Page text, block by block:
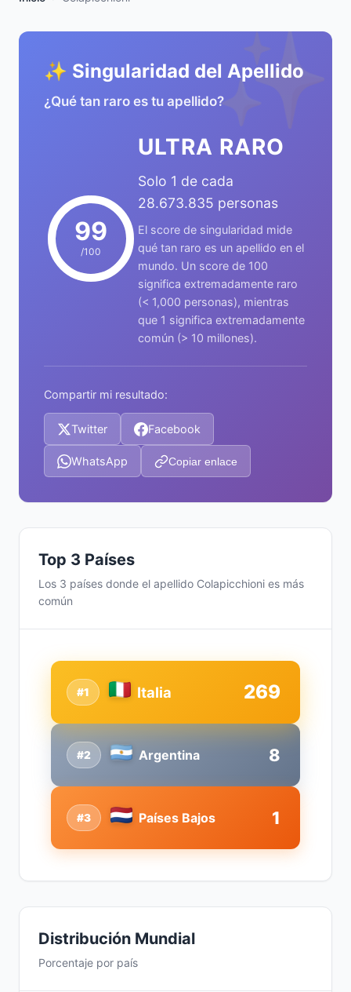
✨
✨ Singularidad del Apellido
¿Qué tan raro es tu apellido?
99
/100
ULTRA RARO
Solo 1 de cada
28.673.835 personas
El score de singularidad mide
qué tan raro es un apellido en el
mundo. Un score de 100
significa extremadamente raro
(< 1,000 personas), mientras
que 1 significa extremadamente
común (> 10 millones).
Compartir mi resultado:
Twitter Facebook
WhatsApp Copiar enlace
Top 3 Países
Los 3 países donde el apellido Colapicchioni es más
común
#2 Argentina 8
#1 Italia 269
#3 Países Bajos 1
Distribución Mundial
Porcentaje por país